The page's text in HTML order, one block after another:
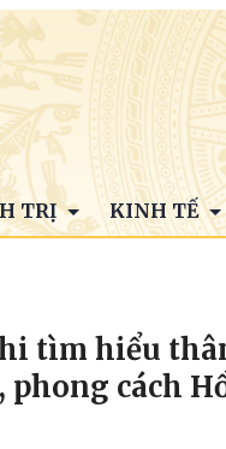
TRỊ KINH TẾ
tìm hiểu
phong cách